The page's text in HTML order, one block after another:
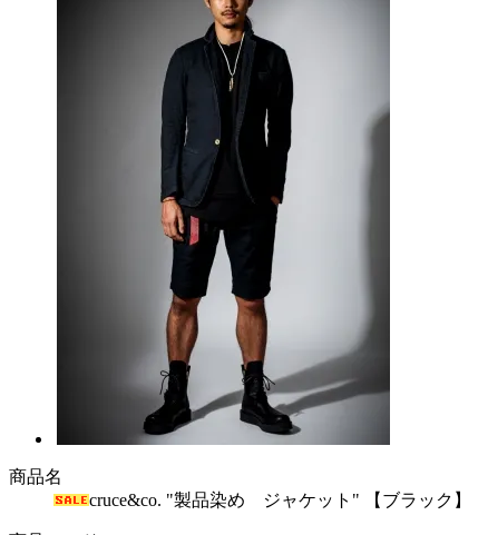
商品名
cruce&co. "製品染め ジャケット" 【ブラック】